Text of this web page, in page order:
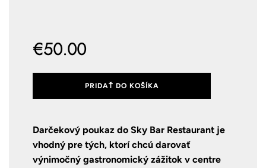
€50.00
PRIDAŤ DO KOŠÍKA
Darčekový poukaz do Sky Bar Restaurant je
vhodný pre tých, ktorí chcú darovať
výnimočný gastronomický zážitok v centre